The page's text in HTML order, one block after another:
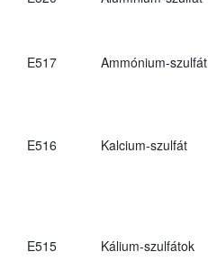
E517
Ammónium-szulfát
E516 Kalcium-szulfát
E515 Kálium-szulfátok